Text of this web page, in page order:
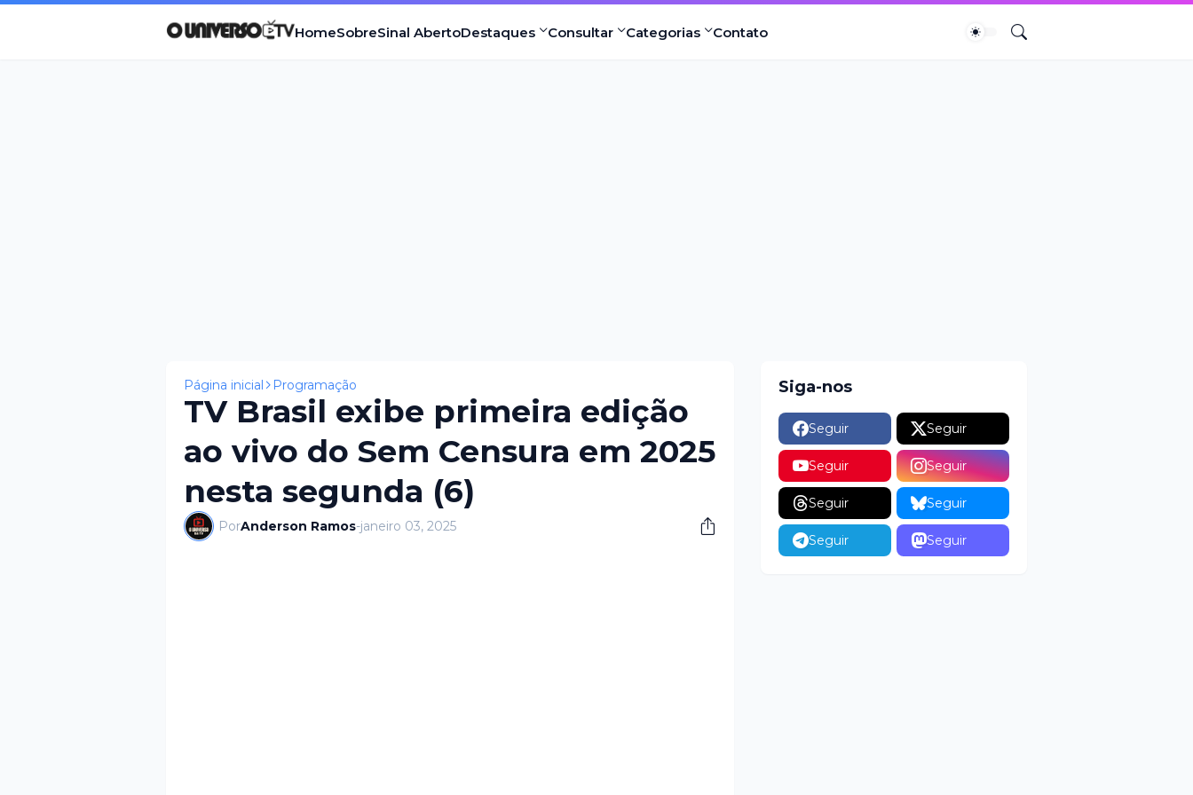
HomeSobreSinal AbertoDestaques Consultar Categorias Contato
Página inicial Programação
TV Brasil exibe primeira edição
ao vivo do Sem Censura em 2025
nesta segunda (6)
PorAnderson Ramos-janeiro 03, 2025
Siga-nos
Seguir Seguir
Seguir Seguir
Seguir Seguir
Seguir Seguir